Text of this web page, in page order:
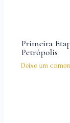
Primeira
Petrópolis
Deixe um